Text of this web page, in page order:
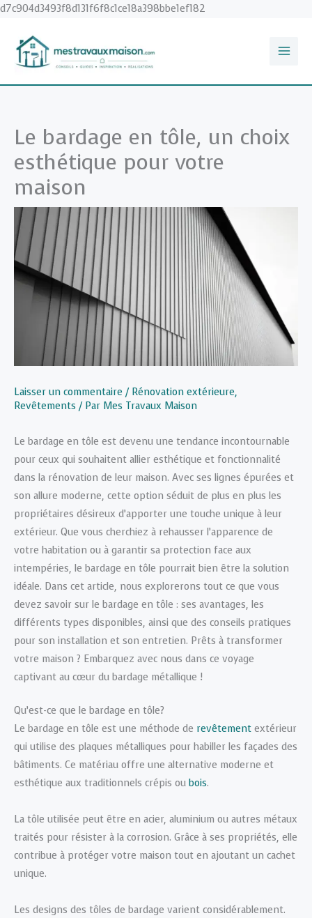
d7c904d3493f8d131f6f8c1ce18a398bbe1ef182
Le bardage en tôle, un choix
esthétique pour votre
maison
Laisser un commentaire / Rénovation extérieure,
Revêtements / Par Mes Travaux Maison
Le bardage en tôle est devenu une tendance incontournable
pour ceux qui souhaitent allier esthétique et fonctionnalité
dans la rénovation de leur maison. Avec ses lignes épurées et
son allure moderne, cette option séduit de plus en plus les
propriétaires désireux d’apporter une touche unique à leur
extérieur. Que vous cherchiez à rehausser l’apparence de
votre habitation ou à garantir sa protection face aux
intempéries, le bardage en tôle pourrait bien être la solution
idéale. Dans cet article, nous explorerons tout ce que vous
devez savoir sur le bardage en tôle : ses avantages, les
différents types disponibles, ainsi que des conseils pratiques
pour son installation et son entretien. Prêts à transformer
votre maison ? Embarquez avec nous dans ce voyage
captivant au cœur du bardage métallique !
Qu’est-ce que le bardage en tôle?
Le bardage en tôle est une méthode de revêtement extérieur
qui utilise des plaques métalliques pour habiller les façades des
bâtiments. Ce matériau offre une alternative moderne et
esthétique aux traditionnels crépis ou bois.
La tôle utilisée peut être en acier, aluminium ou autres métaux
traités pour résister à la corrosion. Grâce à ses propriétés, elle
contribue à protéger votre maison tout en ajoutant un cachet
unique.
Les designs des tôles de bardage varient considérablement.